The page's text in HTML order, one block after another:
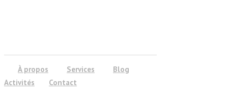
À propos Services
Blog
Activités
Contact